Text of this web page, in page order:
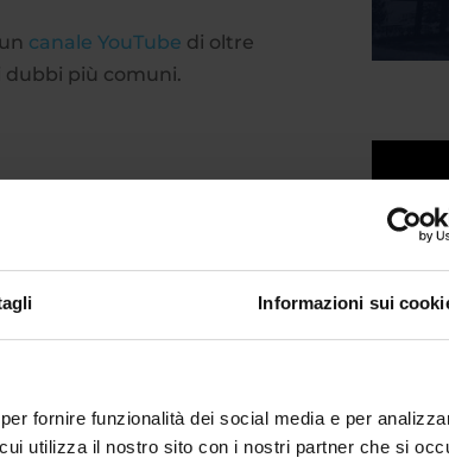
Informazioni sui
fornire funzionalità dei social media e per
utilizza il nostro sito con i nostri partner che si
canale YouTube di oltre
dubbi più comuni.
un respiro più ampio rispetto